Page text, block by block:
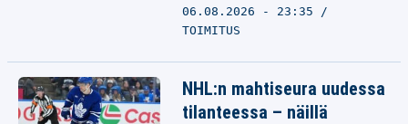
06.08.2026 - 23:35
TOIMITUS
NHL:n mahtiseura uudessa
tilanteessa – näillä